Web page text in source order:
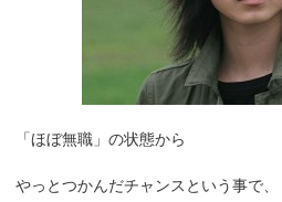
「ほぼ無職」の状態から
やっとつかんだチャンスという事で、